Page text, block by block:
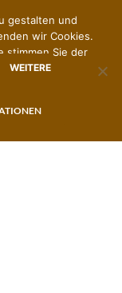
gestalten und
wir Cookies.
stimmen Sie der
WEITERE